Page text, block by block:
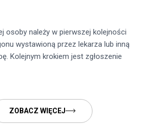
osoby należy w pierwszej kolejności
wystawioną przez lekarza lub inną
Kolejnym krokiem jest zgłoszenie
ZOBACZ WIĘCEJ